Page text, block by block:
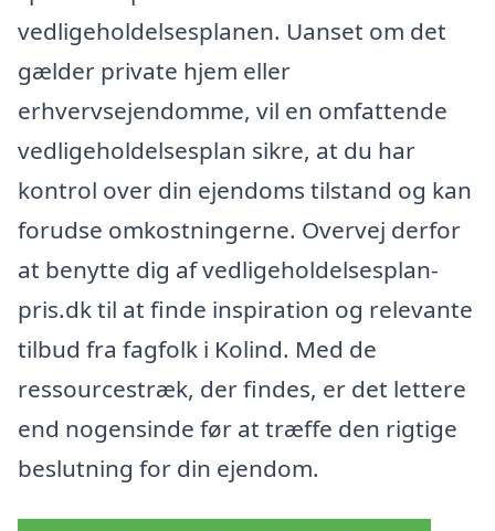
vedligeholdelsesplanen. Uanset om det
gælder private hjem eller
erhvervsejendomme, vil en omfattende
vedligeholdelsesplan sikre, at du har
kontrol over din ejendoms tilstand og kan
forudse omkostningerne. Overvej derfor
at benytte dig af vedligeholdelsesplan-
pris.dk til at finde inspiration og relevante
tilbud fra fagfolk i Kolind. Med de
ressourcestræk, der findes, er det lettere
end nogensinde før at træffe den rigtige
beslutning for din ejendom.